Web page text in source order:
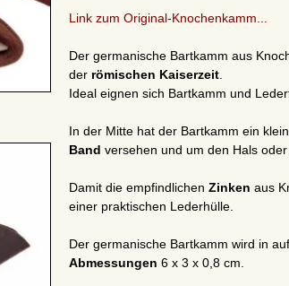
Link zum Original-Knochenkamm...
Der germanische Bartkamm aus
der römischen Kaiserzeit
Ideal eignen sich Bartkamm und
In der Mitte hat der Bartkamm ein
Band versehen und um den Hals
Damit die empfindlichen Zinken aus
einer praktischen Lederhülle.
Der germanische Bartkamm wird in
Abmessungen 6 x 3 x 0,8 cm.